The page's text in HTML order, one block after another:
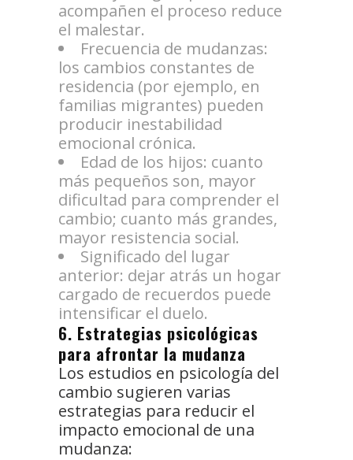
acompañen el proceso reduce
el malestar.
Frecuencia de mudanzas:
los cambios constantes de
residencia (por ejemplo, en
familias migrantes) pueden
producir inestabilidad
emocional crónica.
Edad de los hijos: cuanto
más pequeños son, mayor
dificultad para comprender el
cambio; cuanto más grandes,
mayor resistencia social.
Significado del lugar
anterior: dejar atrás un hogar
cargado de recuerdos puede
intensificar el duelo.
6. Estrategias psicológicas
para afrontar la mudanza
Los estudios en psicología del
cambio sugieren varias
estrategias para reducir el
impacto emocional de una
mudanza: